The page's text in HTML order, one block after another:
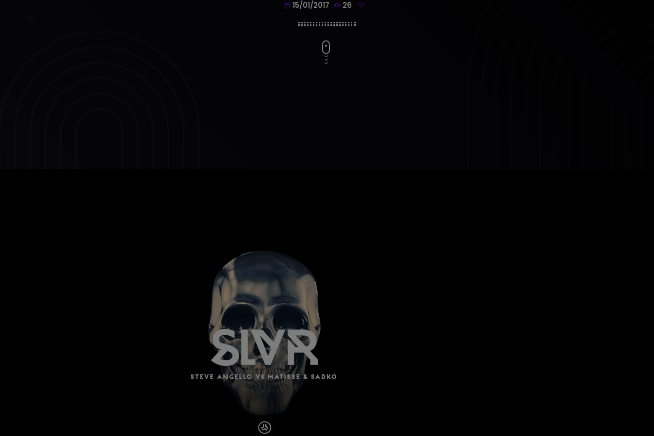
today 15/01/2017 26